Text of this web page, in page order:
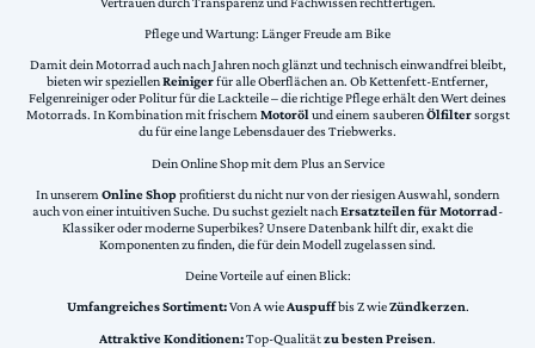
Pflege und Wartung: Länger Freude am Bike
Damit dein Motorrad auch nach Jahren noch glänzt und technisch einwandfrei bleibt,
bieten wir speziellenReinigerfür alle Oberflächen an. Ob Kettenfett-Entferner,
Felgenreiniger oder Politur für die Lackteile – die richtige Pflege erhält den Wert deines
Motorrads. In Kombination mit frischemMotorölund einem sauberenÖlfiltersorgst
du für eine lange Lebensdauer des Triebwerks.
Dein Online Shop mit dem Plus an Service
In unserem Online Shopprofitierst du nicht nur von der riesigen Auswahl, sondern
auch von einer intuitiven Suche. Du suchst gezielt nachErsatzteilen für Motorrad-
Klassiker oder moderne Superbikes? Unsere Datenbank hilft dir, exakt die
Komponenten zu finden, die für dein Modell zugelassen sind.
Deine Vorteile auf einen Blick:
Umfangreiches Sortiment:Von A wieAuspuffbis Z wieZündkerzen.
Attraktive Konditionen:Top-Qualitätzu besten Preisen.